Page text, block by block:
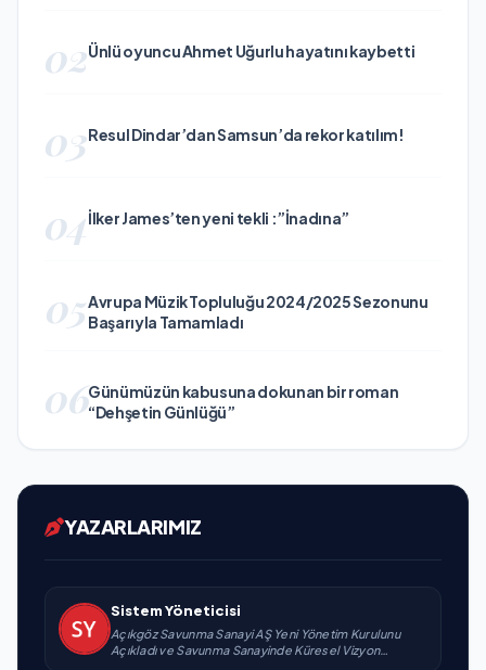
02Ünlü oyuncu Ahmet Uğurlu hayatını kaybetti
03Resul Dindar’dan Samsun’da rekor katılım!
04İlker James’ten yeni tekli :”İnadına”
05Avrupa Müzik Topluluğu 2024/2025 Sezonunu
Başarıyla Tamamladı
06Günümüzün kabusuna dokunan bir roman
“Dehşetin Günlüğü”
YAZARLARIMIZ
Sistem Yöneticisi
Açıkgöz Savunma Sanayi AŞ Yeni Yönetim Kurulunu
Açıkladı ve Savunma Sanayinde Küresel Vizyon